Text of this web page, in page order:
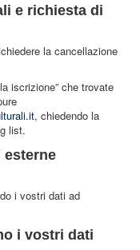
e richiesta di
la cancellazione
iscrizione” che trovate
, chiedendo la
list.
esterne
i vostri dati ad
i vostri dati